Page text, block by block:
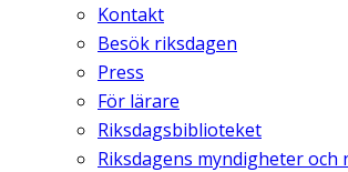
Kontakt
Besök riksdagen
Press
För lärare
Riksdagsbiblioteket
Riksdagens myndigheter och